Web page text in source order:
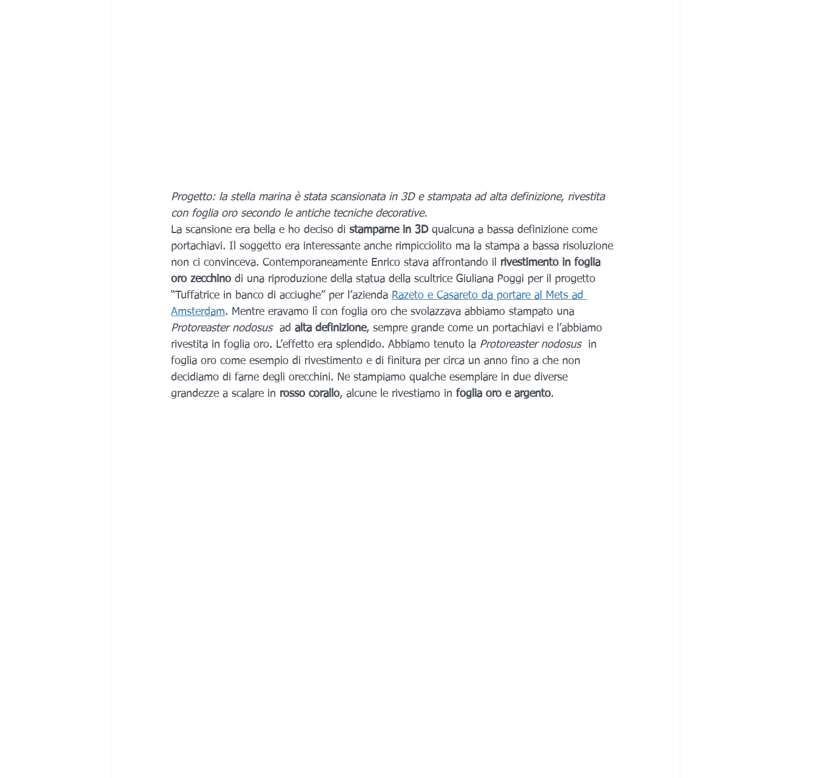
Progetto: la stella marina è stata scansionata in 3D e stampata ad alta definizione, rivestita
con foglia oro secondo le antiche tecniche decorative.
La scansione era bella e ho deciso di stamparne in 3D qualcuna a bassa definizione come
portachiavi. Il soggetto era interessante anche rimpicciolito ma la stampa a bassa risoluzione
non ci convinceva. Contemporaneamente Enrico stava affrontando il rivestimento in foglia
oro zecchino di una riproduzione della statua della scultrice Giuliana Poggi per il progetto
“Tuffatrice in banco di acciughe” per l’azienda Razeto e Casareto da portare al Mets ad
Amsterdam. Mentre eravamo lì con foglia oro che svolazzava abbiamo stampato una
Protoreaster nodosus ad alta definizione, sempre grande come un portachiavi e l’abbiamo
rivestita in foglia oro. L’effetto era splendido. Abbiamo tenuto la Protoreaster nodosus
in
foglia oro come esempio di rivestimento e di finitura per circa un anno fino a che non
decidiamo di farne degli orecchini. Ne stampiamo qualche esemplare in due diverse
grandezze a scalare in rosso corallo, alcune le rivestiamo in foglia oro e argento.